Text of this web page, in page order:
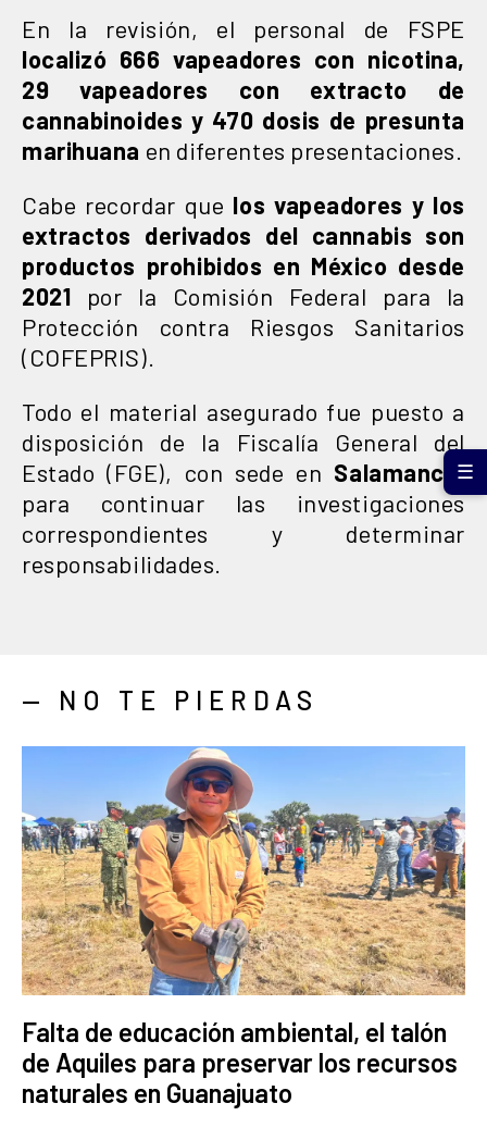
En la revisión, el personal de FSPE
localizó 666 vapeadores con nicotina,
29 vapeadores con extracto de
cannabinoides y 470 dosis de presunta
marihuana en diferentes presentaciones.
Cabe recordar que los vapeadores y los
extractos derivados del cannabis son
productos prohibidos en México desde
2021 por la Comisión Federal para la
Protección contra Riesgos Sanitarios
(COFEPRIS).
Todo el material asegurado fue puesto a
disposición de la Fiscalía General del
Estado (FGE), con sede en Salamanca,
para continuar las investigaciones
correspondientes y determinar
responsabilidades.
— NO TE PIERDAS
Falta de educación ambiental, el talón
de Aquiles para preservar los recursos
naturales en Guanajuato
☰